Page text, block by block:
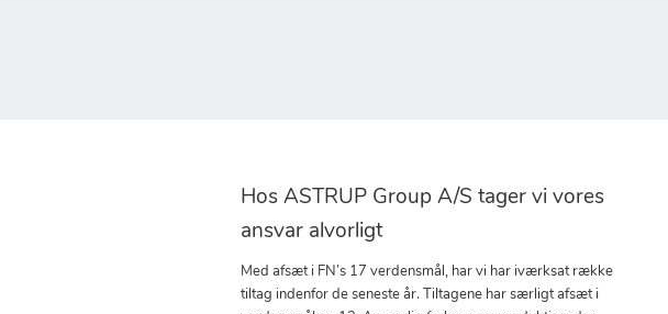
Hos ASTRUP Group A/S tager vi vores
ansvar alvorligt
Med afsæt i FN’s 17 verdensmål, har vi har iværksat række
tiltag indenfor de seneste år. Tiltagene har særligt afsæt i